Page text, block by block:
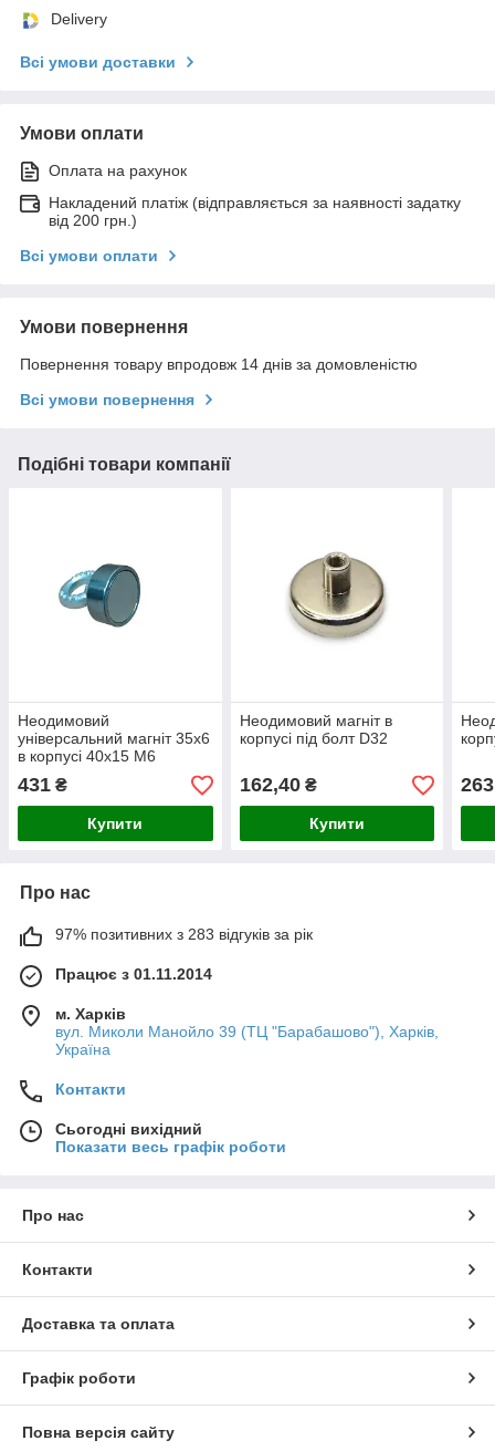
Delivery
Всі умови доставки
Умови оплати
Оплата на рахунок
Накладений платіж (відправляється за наявності задатку
від 200 грн.)
Всі умови оплати
Умови повернення
Повернення товару впродовж 14 днів за домовленістю
Всі умови повернення
Подібні товари компанії
Неодимовий
універсальний магніт 35х6
в корпусі 40х15 М6
431 ₴
Купити
Неодимовий магніт в
корпусі під болт D32
162,40₴
Купити
Про нас
97% позитивних з 283 відгуків за рік
Працює з 01.11.2014
м. Харків
вул. Миколи Манойло 39 (ТЦ "Барабашово"), Харків,
Україна
Контакти
Сьогодні вихідний
Показати весь графік роботи
Про нас
Контакти
Доставка та оплата
Графік роботи
Повна версія сайту